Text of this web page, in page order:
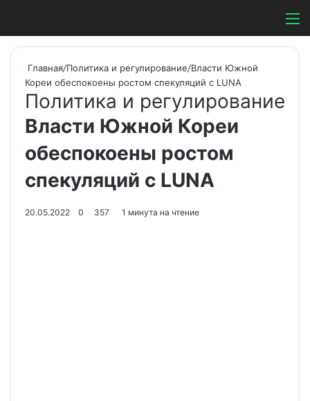
Switch skin
Главная/Политика и регулирование/Власти Южной
Кореи обеспокоены ростом спекуляций с LUNA
Политика и регулирование
Власти Южной Кореи
обеспокоены ростом
спекуляций с LUNA
20.05.2022 0 357 1 минута на чтение